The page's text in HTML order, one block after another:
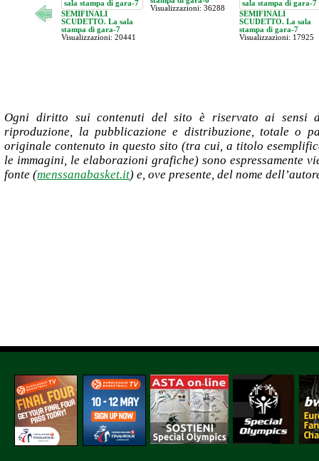
SEMIFINALI
SCUDETTO. La sala
stampa di gara-7
Visualizzazioni: 20441
Visualizzazioni: 36288
SEMIFINALI
SCUDETTO. La sala
stampa di gara-7
Visualizzazioni: 17925
Ogni diritto sui contenuti del sito è riservato ai sensi
riproduzione, la pubblicazione e distribuzione, totale o
originale contenuto in questo sito (tra cui, a titolo
le immagini, le elaborazioni grafiche) sono espressamente
fonte (menssanabasket.it) e, ove presente, del nome